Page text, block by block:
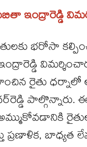
ఇంద్రారెడ్డి
భరోసా
రైతు
పాల్గొన్నారు.
ప్రణాళిక,